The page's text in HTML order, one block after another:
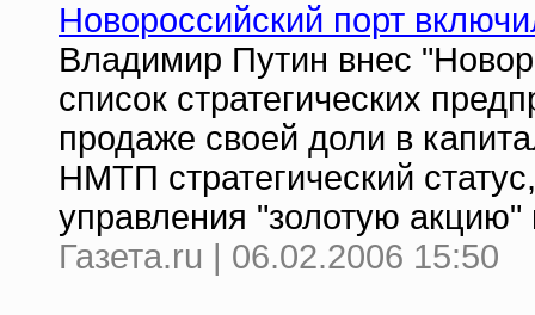
Новороссийский порт
Владимир Путин внес
список стратегических
продаже своей доли в
НМТП стратегический
управления "золотую
Газета.ru | 06.02.2006 15:50